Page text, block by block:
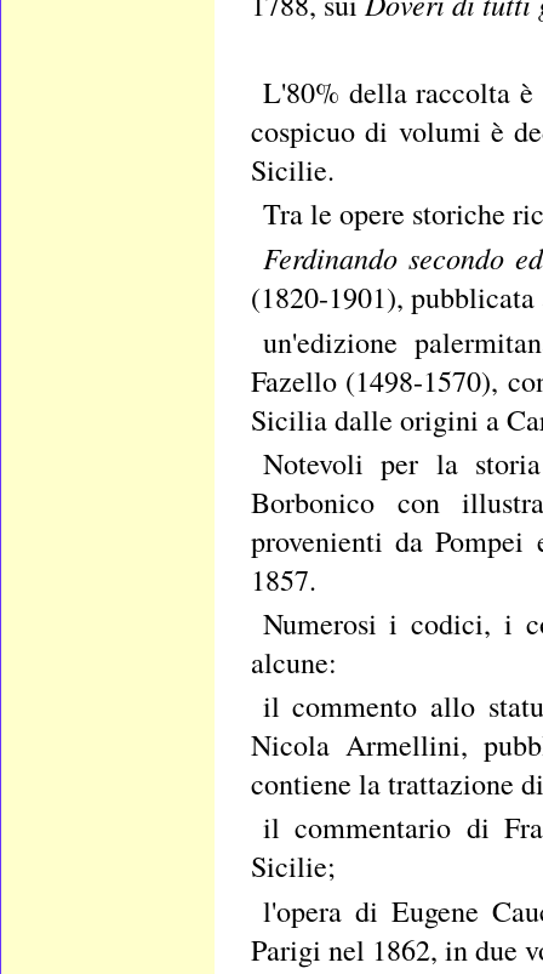
L'80% della raccolta
cospicuo di volumi è
Sicilie.
Tra le opere storiche
Ferdinando secondo
(1820-1901),
un'edizione
Fazello (1498-1570),
Sicilia dalle origini a
Notevoli per la
Borbonico con
provenienti da
1857.
Numerosi i codici, i
alcune:
il commento allo
Nicola Armellini,
contiene la trattazione
il commentario di
Sicilie;
l'opera di Eugene
Parigi nel 1862, in due